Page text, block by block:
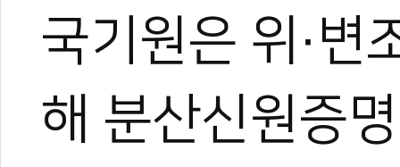
국기원은 위·변
해 분산신원증